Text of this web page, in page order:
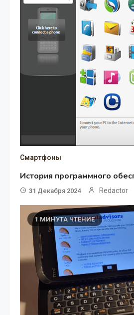
Смартфоны
История программного
31 Декабря 2024 Redactor
1 МИНУТА ЧТЕНИЕ